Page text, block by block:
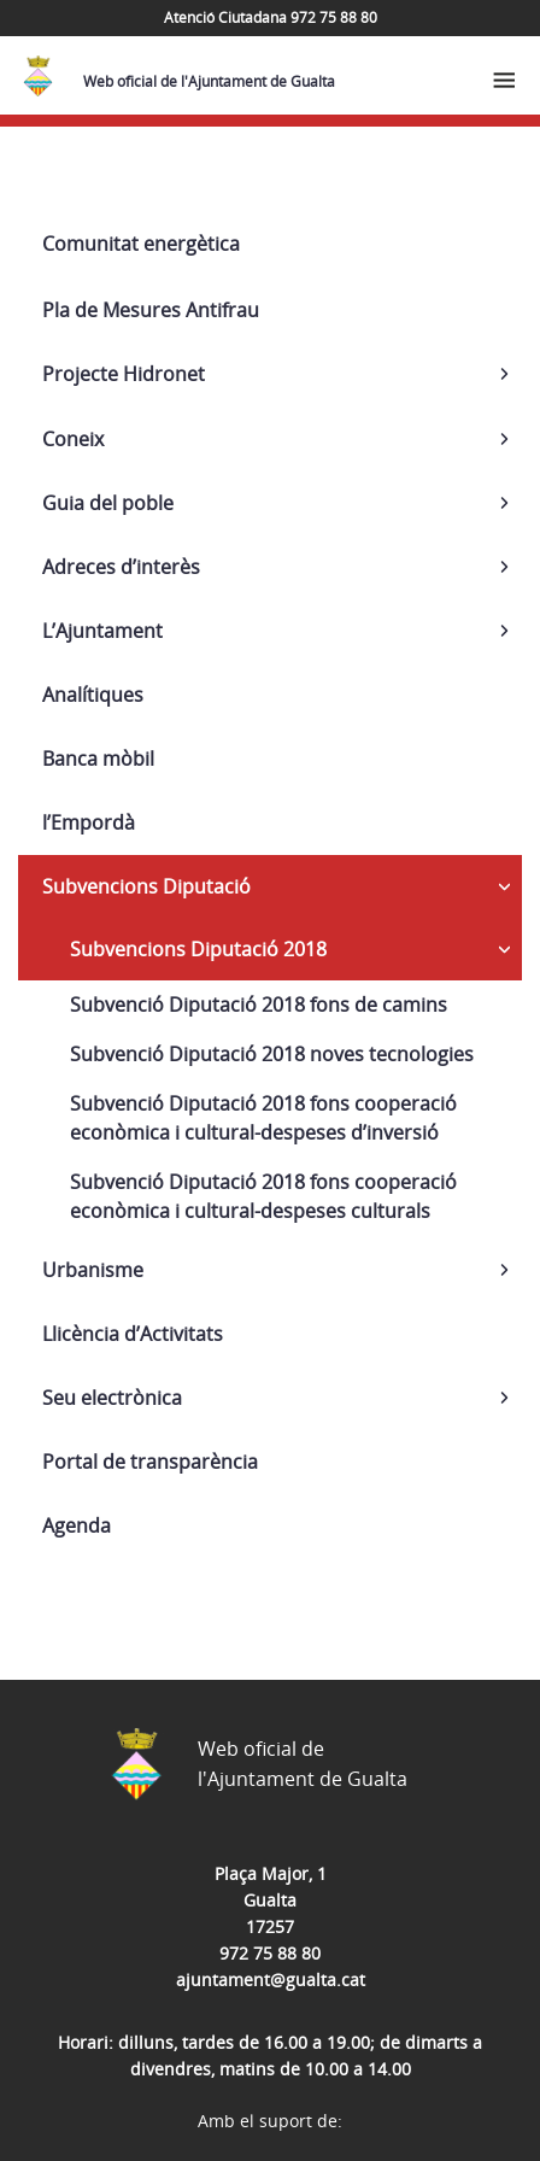
Atenció Ciutadana 972 75 88 80
Web oficial de l'Ajuntament de Gualta
Navega
Comunitat energètica
Pla de Mesures Antifrau
Projecte Hidronet
Coneix
Guia del poble
Adreces d’interès
L’Ajuntament
Analítiques
Banca mòbil
l’Empordà
Subvencions Diputació
Subvencions Diputació 2018
Subvenció Diputació 2018 fons de camins
Subvenció Diputació 2018 noves tecnologies
Subvenció Diputació 2018 fons cooperació
econòmica i cultural-despeses d’inversió
Subvenció Diputació 2018 fons cooperació
econòmica i cultural-despeses culturals
Urbanisme
Llicència d’Activitats
Seu electrònica
Portal de transparència
Agenda
Plaça Major, 1
Gualta
17257
972 75 88 80
ajuntament@gualta.cat
Horari: dilluns, tardes de 16.00 a 19.00; de dimarts a
divendres, matins de 10.00 a 14.00
Web oficial de
l'Ajuntament de Gualta
Amb el suport de: